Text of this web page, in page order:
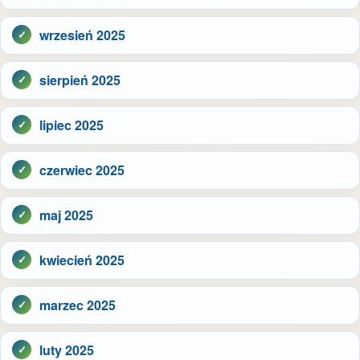
wrzesień 2025
sierpień 2025
lipiec 2025
czerwiec 2025
maj 2025
kwiecień 2025
marzec 2025
luty 2025